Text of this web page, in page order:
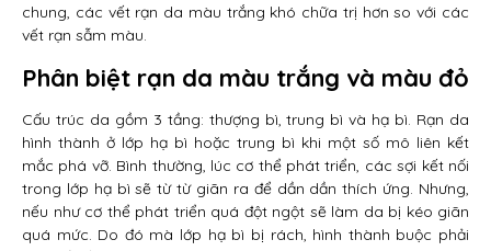
chung, các vết rạn da màu trắng khó chữa trị hơn so với các
vết rạn sẫm màu.
Phân biệt rạn da màu trắng và màu đỏ
Cấu trúc da gồm 3 tầng: thượng bì, trung bì và hạ bì. Rạn da
hình thành ở lớp hạ bì hoặc trung bì khi một số mô liên kết
mắc phá vỡ. Bình thường, lúc cơ thể phát triển, các sợi kết nối
trong lớp hạ bì sẽ từ từ giãn ra để dần dần thích ứng. Nhưng,
nếu như cơ thể phát triển quá đột ngột sẽ làm da bị kéo giãn
quá mức. Do đó mà lớp hạ bì bị rách, hình thành buộc phải